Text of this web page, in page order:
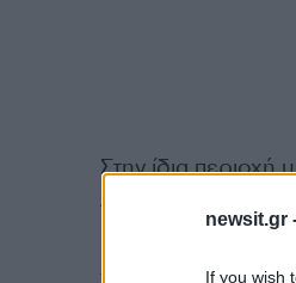
newsit.gr
If you wish
Στην ίδια
Δημητρίου.
Ακόμη υποψήφια